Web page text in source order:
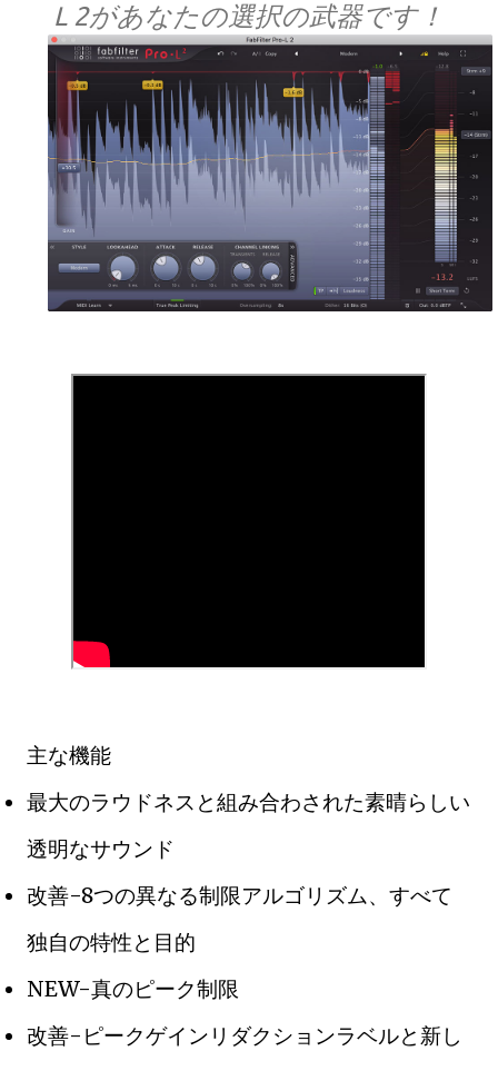
L 2があなたの選択の武器です！
主な機能
最大のラウドネスと組み合わされた素晴らしい
透明なサウンド
改善-8つの異なる制限アルゴリズム、すべて
独自の特性と目的
NEW-真のピーク制限
改善-ピークゲインリダクションラベルと新し